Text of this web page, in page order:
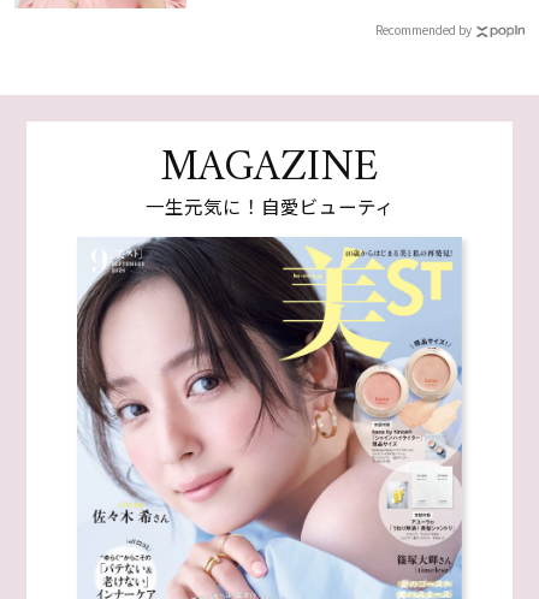
Recommended by
MAGAZINE
一生元気に！自愛ビューティ